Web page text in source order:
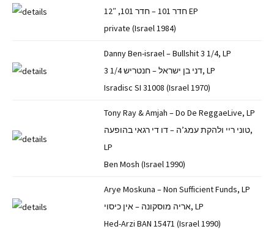
חדר 101 – חדר 101, 12″ EP
private (Israel 1984)
Danny Ben-israel – Bullshit 3 1/4, LP
דני בן ישראל – חנטריש 1/4 3, LP
Isradisc SI 31008 (Israel 1970)
Tony Ray & Amjah – Do De ReggaeLive, LP
טוני ריי ולהקת עמג’ה – דו די רגאי בהופעה,
LP
Ben Mosh (Israel 1990)
Arye Moskuna – Non Sufficient Funds, LP
אריה מוסקונה – אין כיסוי, LP
Hed-Arzi BAN 15471 (Israel 1990)